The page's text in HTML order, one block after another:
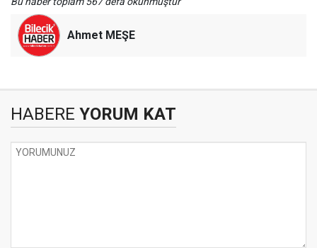
Ahmet MEŞE
HABERE YORUM KAT